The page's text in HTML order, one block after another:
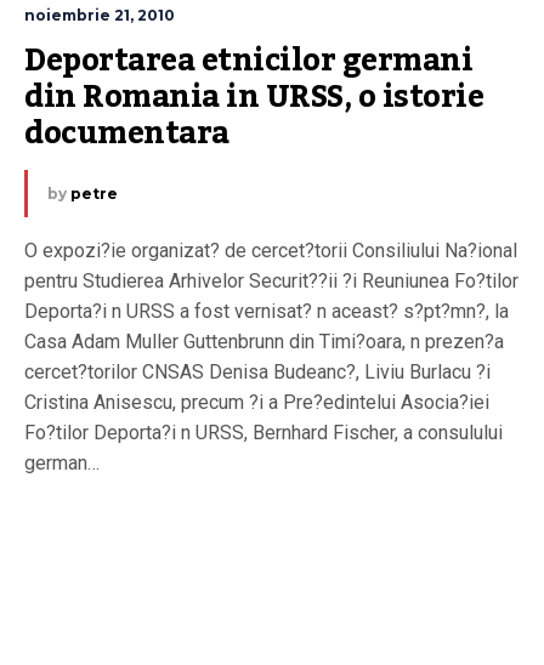
noiembrie 21, 2010
Deportarea etnicilor germani
din Romania in URSS, o istorie
documentara
by petre
O expozi?ie organizat? de cercet?torii Consiliului Na?ional
pentru Studierea Arhivelor Securit??ii ?i Reuniunea Fo?tilor
Deporta?i n URSS a fost vernisat? n aceast? s?pt?mn?, la
Casa Adam Muller Guttenbrunn din Timi?oara, n prezen?a
cercet?torilor CNSAS Denisa Budeanc?, Liviu Burlacu ?i
Cristina Anisescu, precum ?i a Pre?edintelui Asocia?iei
Fo?tilor Deporta?i n URSS, Bernhard Fischer, a consulului
german…